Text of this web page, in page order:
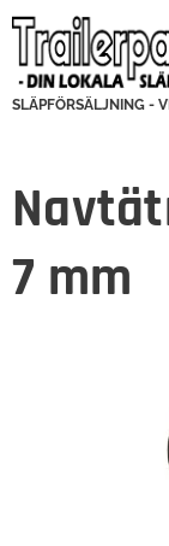
SLÄPFÖRSÄLJNING -
7 mm